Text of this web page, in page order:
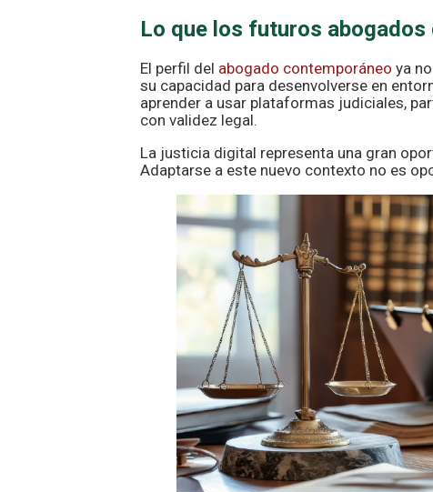
Lo que los futuros abogados
El perfil del abogado contemporáneo ya
su capacidad para desenvolverse en
aprender a usar plataformas judiciales,
con validez legal.
La justicia digital representa una gran
Adaptarse a este nuevo contexto no es